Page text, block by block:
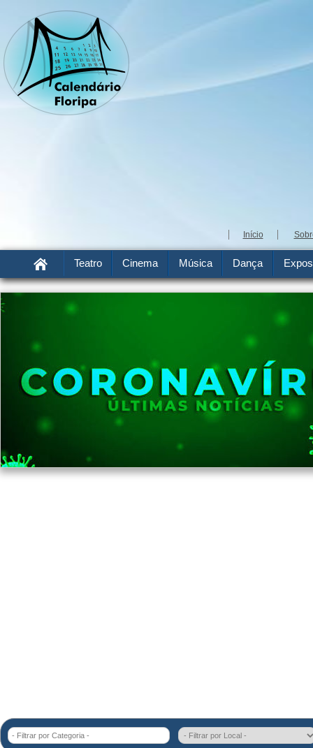
Início
Teatro Cinema Música Dança
- Filtrar por Categoria -